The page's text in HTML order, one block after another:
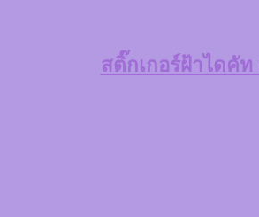
สติ๊กเกอร์ฝ้าไดคัท